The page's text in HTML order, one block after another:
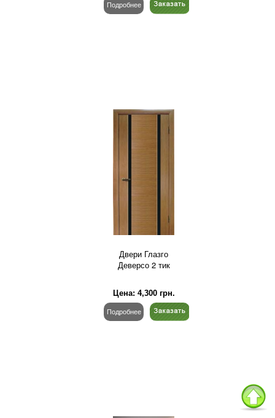
Подробнее
Двери Глазго
Деверсо 2 тик
Цена: 4,300грн.
Подробнее